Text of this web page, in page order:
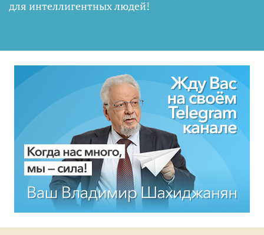
для интеллигентных людей!